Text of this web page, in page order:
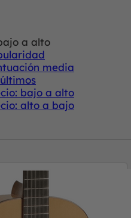
a alto
media
bajo a alto
alto a bajo